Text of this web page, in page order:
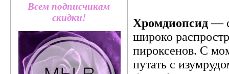
Всем подписчикам
скидки!
Хромдиопсид—
широко
пироксенов. С
путать с